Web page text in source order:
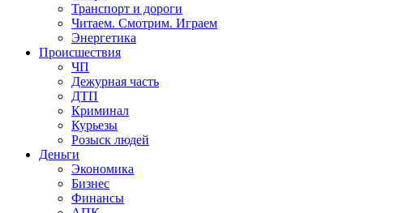
Транспорт и дороги
Читаем. Смотрим. Играем
Энергетика
Происшествия
ЧП
Дежурная часть
ДТП
Криминал
Курьезы
Розыск людей
Деньги
Экономика
Бизнес
Финансы